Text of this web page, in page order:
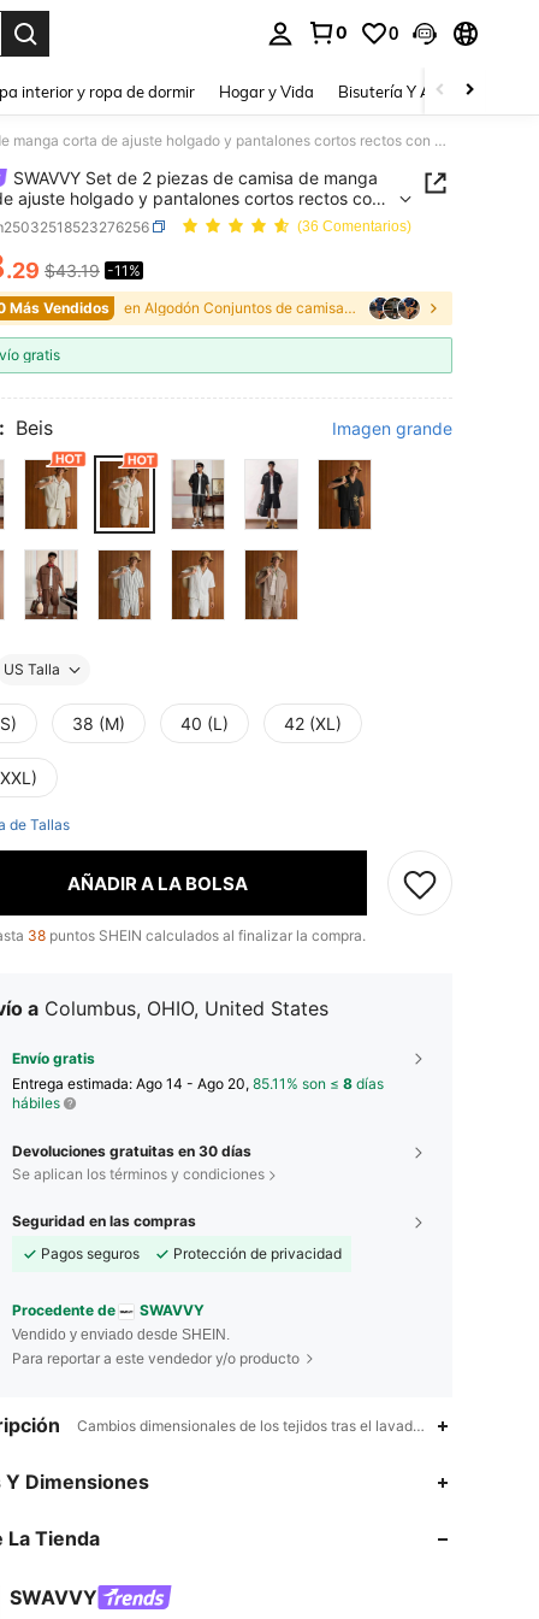
0 0
interior y ropa de dormir Hogar y Vida Bisutería Y Accesorios
SWAVVY Set de 2 piezas de camisa de manga corta de ajuste holgado y pantalones cortos rectos con cordón en la cintura, un conjunto de ropa casual y cómoda para hombres
SWAVVY Set de 2 piezas de camisa de manga
ajuste holgado y pantalones cortos rectos con
en la cintura, un conjunto de ropa casual y
para hombres
(36 Comentarios)
AND AVAILABILITY
.29 $43.19 -11%
Más Vendidos en Algodón Conjuntos de camisas para hombre
gratis
Beis Imagen grande
US Talla
38 (M) 40 (L) 42 (XL)
de Tallas
AÑADIR A LA BOLSA
38 puntos SHEIN calculados al finalizar la compra.
a Columbus, OHIO, United States
Envío gratis
Entrega estimada: Ago 14 - Ago 20, 85.11% son ≤ 8 días
hábiles
Devoluciones gratuitas en 30 días
Se aplican los términos y condiciones
Seguridad en las compras
Pagos seguros
Protección de privacidad
Procedente de SWAVVY
Vendido y enviado desde SHEIN.
Para reportar a este vendedor y/o producto
Cambios dimensionales de los tejidos tras el lavado
Y Dimensiones
La Tienda
SWAVVY
4.85
4.85 Calificación 2.2K